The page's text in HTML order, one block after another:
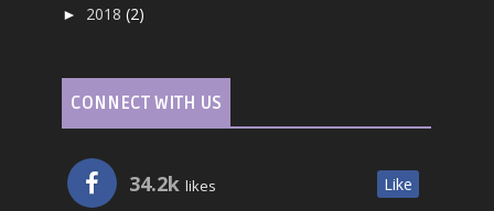
► 2018(2)
CONNECT WITH US
34.2k likes Like